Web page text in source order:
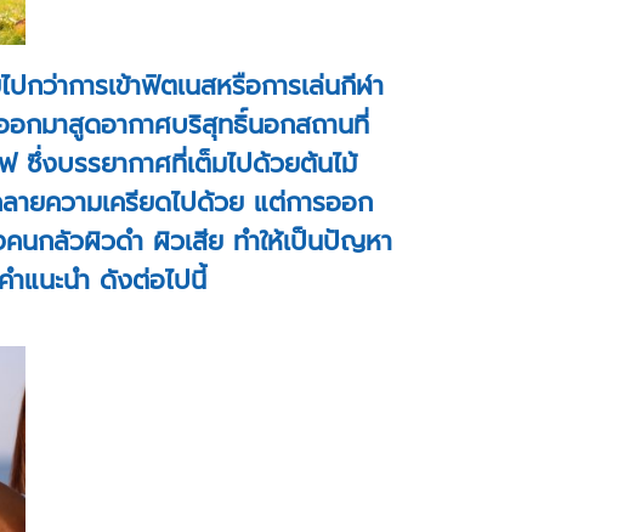
ว่าการเข้าฟิตเนสหรือการเล่นกีฬา
อกมาสูดอากาศบริสุทธิ์นอกสถานที่
ซึ่งบรรยากาศที่เต็มไปด้วยต้นไม้
ยความเครียดไปด้วย แต่การออก
นกลัวผิวดำ ผิวเสีย ทำให้เป็นปัญหา
แนะนำ ดังต่อไปนี้